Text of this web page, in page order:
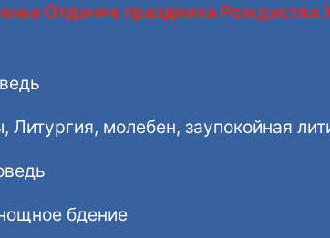
Отдание праздника
Литургия, молебен, заупокойная
бдение